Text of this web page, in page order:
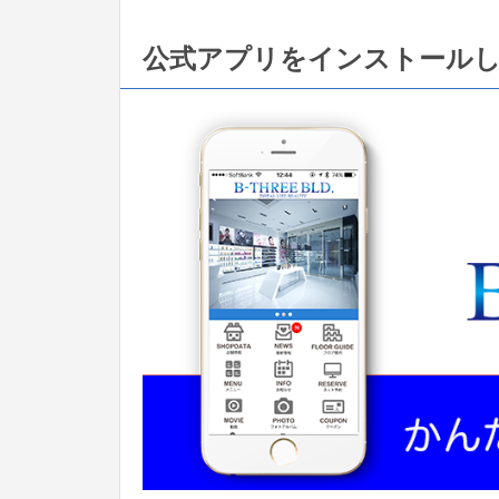
公式アプリをインストール